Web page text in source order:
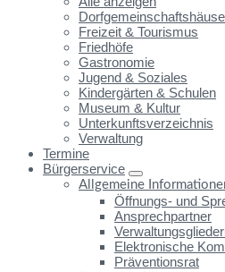
Freizeit & Tourismus
Friedhöfe
Gastronomie
Jugend & Soziales
Kindergärten & Schulen
Museum & Kultur
Unterkunftsverzeichnis
Verwaltung
Termine
Bürgerservice
Allgemeine
Öffnungs- und
Ansprechpartner
Elektronische
Präventionsrat